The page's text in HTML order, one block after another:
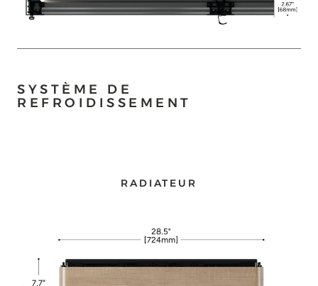
SYSTÈME DE
REFROIDISSEMENT
RADIATEUR